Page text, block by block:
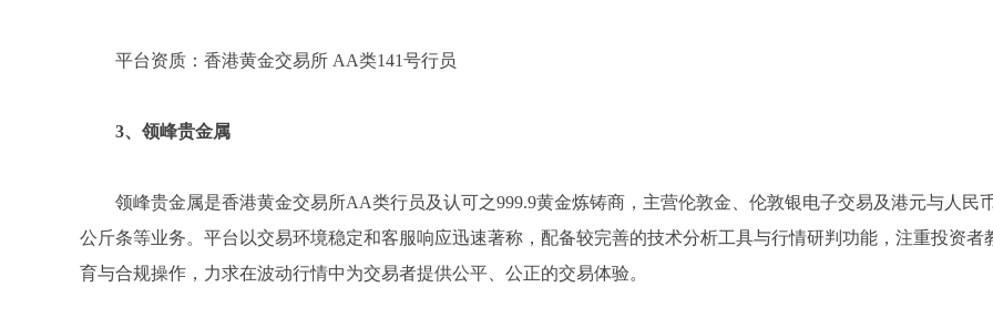
平台资质：香港黄金交易所 AA类141号行员
3、领峰贵金属
领峰贵金属是香港黄金交易所AA类行员及认可之999.9黄金炼铸商，主营伦敦金、伦敦银电子交易及港元与人民
公斤条等业务。平台以交易环境稳定和客服响应迅速著称，配备较完善的技术分析工具与行情研判功能，注重投资者
育与合规操作，力求在波动行情中为交易者提供公平、公正的交易体验。